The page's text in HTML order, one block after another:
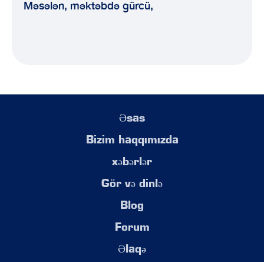
Məsələn, məktəbdə gürcü,
Əsas
Bizim haqqımızda
xəbərlər
Gör və dinlə
Blog
Forum
Əlaqə